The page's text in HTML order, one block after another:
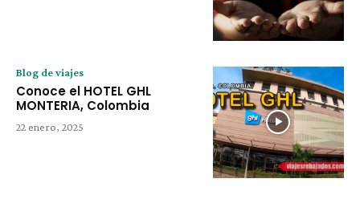
Blog de viajes
Conoce el HOTEL GHL
MONTERIA, Colombia
22 enero, 2025